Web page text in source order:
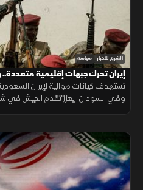
الشرق للأخبار سياسة
إيران تحرك جبهات إقليمية
استراتيجية
تستهدف كيانات موالية لإيران
وفي السودان، يعزز تقدم الجيش في